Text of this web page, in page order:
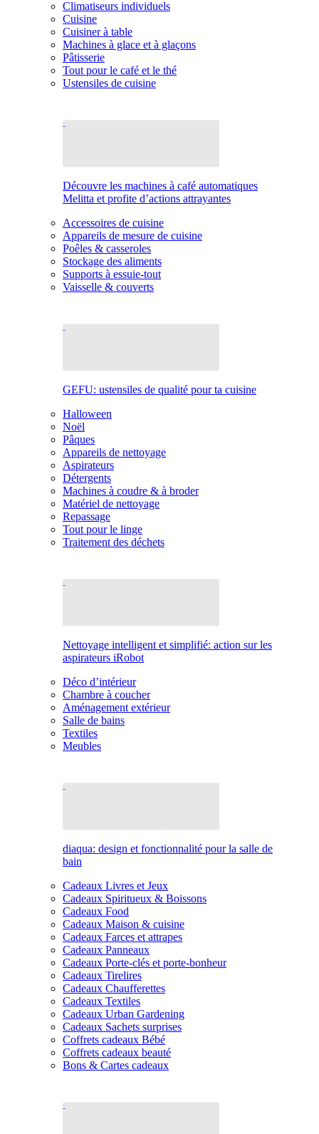
Climatiseurs individuels
Cuisine
Cuisiner à table
Machines à glace et à glaçons
Pâtisserie
Tout pour le café et le thé
Ustensiles de cuisine
Découvre les machines à café automatiques
Melitta et profite d’actions attrayantes
Accessoires de cuisine
Appareils de mesure de cuisine
Poêles & casseroles
Stockage des aliments
Supports à essuie-tout
Vaisselle & couverts
GEFU: ustensiles de qualité pour ta cuisine
Halloween
Noël
Pâques
Appareils de nettoyage
Aspirateurs
Détergents
Machines à coudre & à broder
Matériel de nettoyage
Repassage
Tout pour le linge
Traitement des déchets
Nettoyage intelligent et simplifié: action sur les
aspirateurs iRobot
Déco d’intérieur
Chambre à coucher
Aménagement extérieur
Salle de bains
Textiles
Meubles
diaqua: design et fonctionnalité pour la salle de
bain
Cadeaux Livres et Jeux
Cadeaux Spiritueux & Boissons
Cadeaux Food
Cadeaux Maison & cuisine
Cadeaux Farces et attrapes
Cadeaux Panneaux
Cadeaux Porte-clés et porte-bonheur
Cadeaux Tirelires
Cadeaux Chaufferettes
Cadeaux Textiles
Cadeaux Urban Gardening
Cadeaux Sachets surprises
Coffrets cadeaux Bébé
Coffrets cadeaux beauté
Bons & Cartes cadeaux